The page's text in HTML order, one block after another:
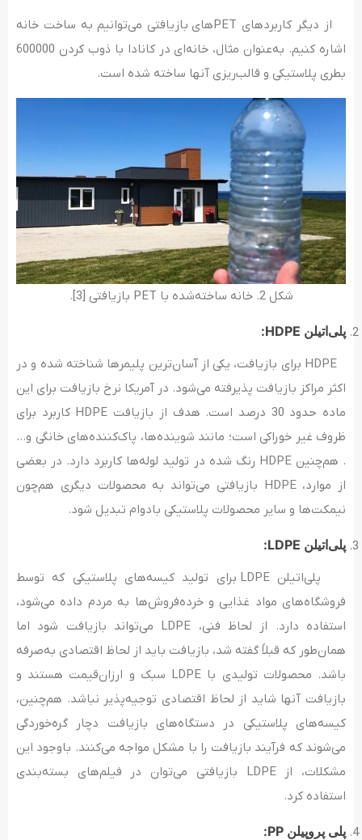
از دیگر کاربردهای PET‌های بازیافتی می‌توانیم به ساخت خانه
اشاره کنیم. به‌عنوان مثال، خانه‌‌ای در کانادا با ذوب کردن 600000
بطری‌ پلاستیکی و قالب‌ریزی آنها ساخته شده است.
شکل 2. خانه‌ ساخته‌شده با PET بازیافتی [3].
پلی‌اتیلن HDPE:
HDPE برای بازیافت، یکی از آسان‌ترین پلیمرها شناخته شده و در
اکثر مراکز بازیافت پذیرفته می‌شود. در آمریکا نرخ بازیافت برای این
ماده حدود 30 درصد است. هدف از بازیافت HDPE کاربرد برای
ظروف غیر خوراکی است؛ مانند شوینده‌‌ها، پاک‌کننده‌‌های خانگی و…
. هم‌چنین HDPE رنگ‌ شده در تولید لوله‌‌ها کاربرد دارد. در بعضی
از موارد، HDPE بازیافتی می‌‌تواند به محصولات دیگری هم‌چون
نیمکت‌‌ها و سایر محصولات پلاستیکی بادوام تبدیل شود.
پلی‌اتیلن LDPE:
پلی‌اتیلن LDPE برای تولید کیسه‌‌‌‌های پلاستیکی‌ که توسط
فروشگاه‌‌‌‌های مواد غذایی و خرده‌‌‌‌فروش‌ها به مردم داده می‌‌‌‌شود،
استفاده دارد. از لحاظ فنی، LDPE می‌تواند بازیافت شود اما
همان‌طور که قبلاً گفته شد، بازیافت باید از لحاظ اقتصادی به‌‌صرفه
باشد. محصولات تولیدی با LDPE سبک و ارزان‌قیمت هستند و
بازیافت آنها شاید از لحاظ اقتصادی توجیه‌پذیر نباشد. هم‌چنین،
کیسه‌‌های پلاستیکی در دستگاه‌‌های بازیافت دچار گره‌‌‌خوردگی
می‌‌‌شوند که فرآیند بازیافت را با مشکل مواجه می‌‌کنند. باوجود این
مشکلات، از LDPE بازیافتی می‌توان در فیلم‌‌‌های بسته‌‌بندی
استفاده کرد.
پلی پروپیلن PP: